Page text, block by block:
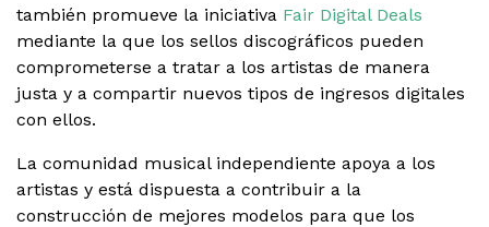
también promueve la iniciativa Fair Digital Deals
mediante la que los sellos discográficos pueden
comprometerse a tratar a los artistas de manera
justa y a compartir nuevos tipos de ingresos digitales
con ellos.
La comunidad musical independiente apoya a los
artistas y está dispuesta a contribuir a la
construcción de mejores modelos para que los